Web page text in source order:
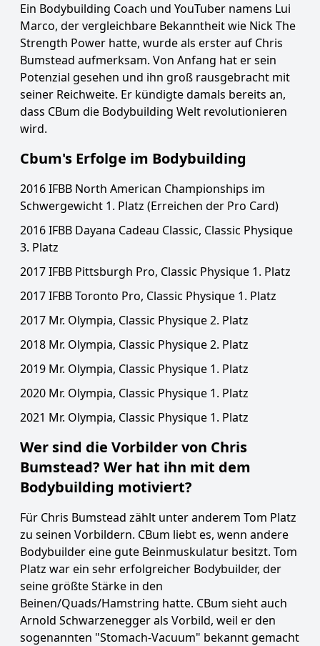
Ein Bodybuilding Coach und YouTuber namens Lui
Marco, der vergleichbare Bekanntheit wie Nick The
Strength Power hatte, wurde als erster auf Chris
Bumstead aufmerksam. Von Anfang hat er sein
Potenzial gesehen und ihn groß rausgebracht mit
seiner Reichweite. Er kündigte damals bereits an,
dass CBum die Bodybuilding Welt revolutionieren
wird.
Cbum's Erfolge im Bodybuilding
2016 IFBB North American Championships im
Schwergewicht 1. Platz (Erreichen der Pro Card)
2016 IFBB Dayana Cadeau Classic, Classic Physique
3. Platz
2017 IFBB Pittsburgh Pro, Classic Physique 1. Platz
2017 IFBB Toronto Pro, Classic Physique 1. Platz
2017 Mr. Olympia, Classic Physique 2. Platz
2018 Mr. Olympia, Classic Physique 2. Platz
2019 Mr. Olympia, Classic Physique 1. Platz
2020 Mr. Olympia, Classic Physique 1. Platz
2021 Mr. Olympia, Classic Physique 1. Platz
Wer sind die Vorbilder von Chris
Bumstead? Wer hat ihn mit dem
Bodybuilding motiviert?
Für Chris Bumstead zählt unter anderem Tom Platz
zu seinen Vorbildern. CBum liebt es, wenn andere
Bodybuilder eine gute Beinmuskulatur besitzt. Tom
Platz war ein sehr erfolgreicher Bodybuilder, der
seine größte Stärke in den
Beinen/Quads/Hamstring hatte. CBum sieht auch
Arnold Schwarzenegger als Vorbild, weil er den
sogenannten "Stomach-Vacuum" bekannt gemacht